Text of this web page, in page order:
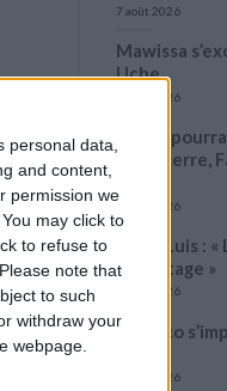
data,
and content,
permission we
may click to
to refuse to
Please note that
to such
withdraw your
webpage.
7 août 2026
Mawissa
Uche
7 août 2026
Pogba
Angleterre,
6 août 2026
Filipe Luis :
davantage »
6 août 2026
Monaco
6 août 2026